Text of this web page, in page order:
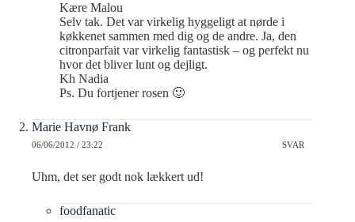
Kære Malou
Selv tak. Det var virkelig hyggeligt at nørde i
køkkenet sammen med dig og de andre. Ja, den
citronparfait var virkelig fantastisk – og perfekt nu
hvor det bliver lunt og dejligt.
Kh Nadia
Ps. Du fortjener rosen 🙂
Marie Havnø Frank
06/06/2012 / 23:22 SVAR
Uhm, det ser godt nok lækkert ud!
foodfanatic